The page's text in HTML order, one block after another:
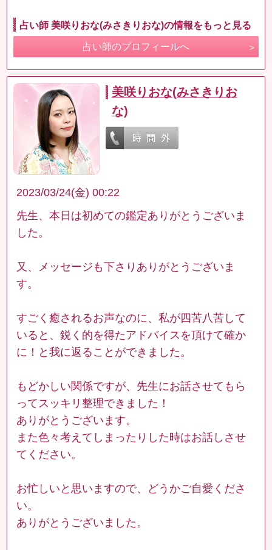
占い師 美咲りおな(みさきりおな)の情報をもっと見る
占い師のプロフィールへ
美咲りおな(みさきりお
な)
2023/03/24(金) 00:22
先生、本日は初めての鑑定ありがとうございま
した。
又、メッセージも下さりありがとうございま
す。
すごく癒されるお声なのに、私が四苦八苦して
いると、鋭く的を得たアドバイスを頂けて確か
に！と我に返ることができました。
もどかしい関係ですが、先生にお話させてもら
ってスッキリ整理できました！
ありがとうございます。
また色々考えてしまったりした時はお話しさせ
てください。
お忙しいと思いますので、どうかご自愛くださ
い。
ありがとうございました。